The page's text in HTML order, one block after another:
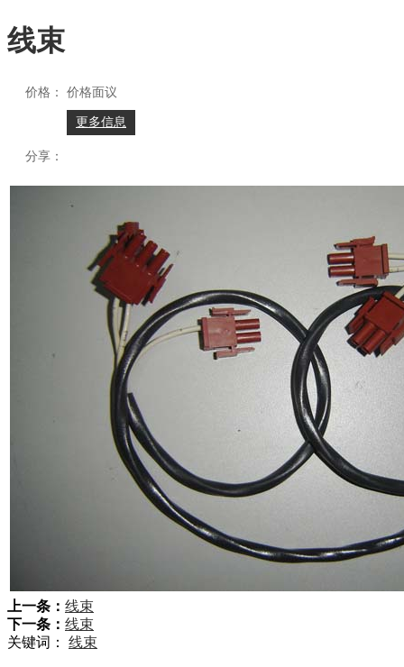
线束
价格： 价格面议
更多信息
分享：
上一条： 线束
下一条： 线束
关键词： 线束